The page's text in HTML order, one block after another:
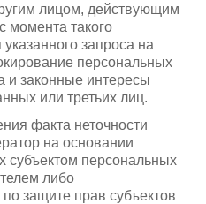
лицом, действующим
момента такого
запроса на
персональных
и законные интересы
или третьих лиц.
факта неточности
на основании
субъектом персональных
либо
защите прав субъектов